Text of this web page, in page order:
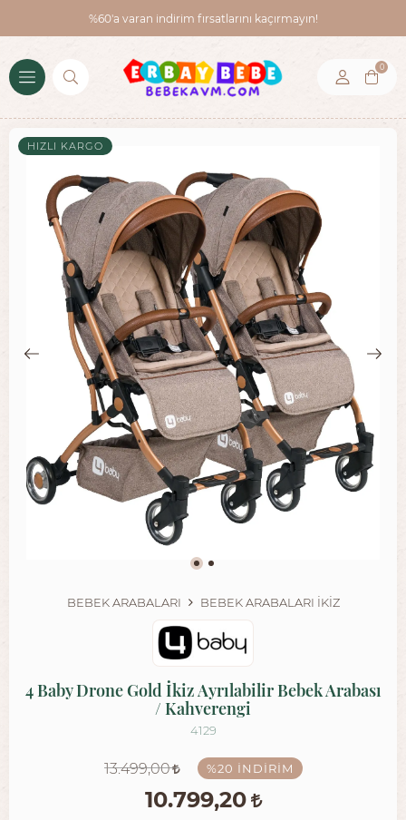
%60'a varan indirim fırsatlarını kaçırmayın!
0
HIZLI KARGO
BEBEK ARABALARI BEBEK ARABALARI İKIZ
4 Baby Drone Gold İkiz Ayrılabilir Bebek Arabası
/ Kahverengi
4129
13.499,00 %20 İNDIRIM
10.799,20